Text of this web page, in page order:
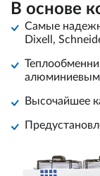
В основе
Самые
Dixell,
Высочайшее